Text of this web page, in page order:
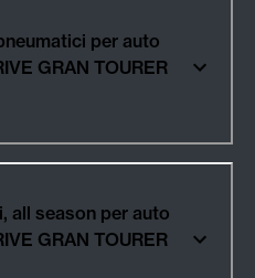
per auto
GRAN TOURER
all season per auto
GRAN TOURER